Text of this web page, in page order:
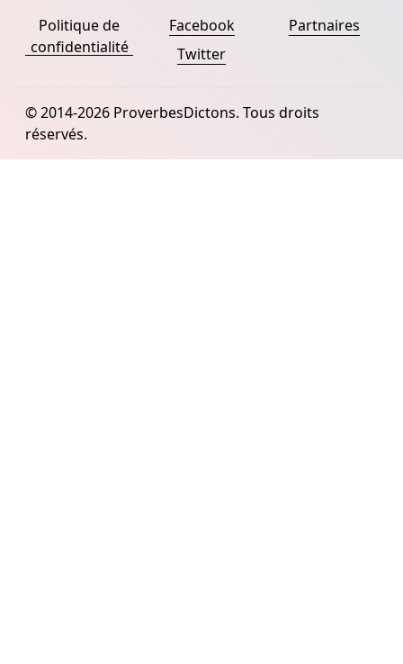
Politique de
confidentialité
Facebook
Twitter
Partnaires
© 2014-2026 ProverbesDictons. Tous droits
réservés.